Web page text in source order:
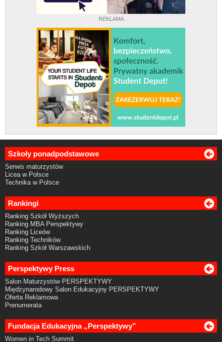
REKLAMA
Szkoły ponadpodstawowe
Serwis maturzystów
Licea w Polsce
Technika w Polsce
Rankingi
Ranking Szkół Wyższych
Ranking MBA Perspektywy
Ranking Liceów
Ranking Techników
Ranking Szkół Warszawskich
Perspektywy Press
Salon Maturzystów PERSPEKTYWY
Międzynarodowy Salon Edukacyjny PERSPEKTYWY
Oferta Reklamowa
Prenumerata
Fundacja Edukacyjna „Perspektywy”
Women in Tech Summit